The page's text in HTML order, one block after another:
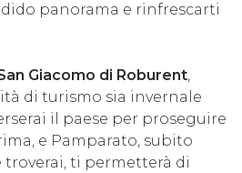
panorama e rinfrescarti
Giacomo di Roburent,
di turismo sia invernale
il paese per proseguire
e Pamparato, subito
troverai, ti permetterà di